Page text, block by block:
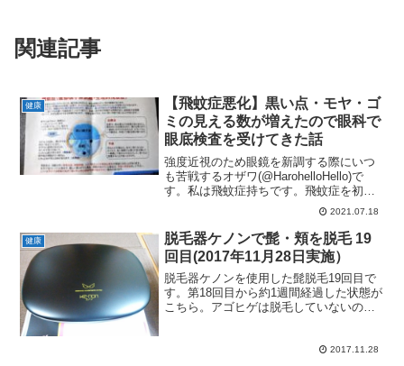
関連記事
健康
【飛蚊症悪化】黒い点・モヤ・ゴ
ミの見える数が増えたので眼科で
眼底検査を受けてきた話
強度近視のため眼鏡を新調する際にいつ
も苦戦するオザワ(@HarohelloHello)で
す。私は飛蚊症持ちです。飛蚊症を初め
て発症したのは20代後半のことでした。
40歳を過ぎたつい先日、飛蚊症の症状が
悪化していることに気付いたため、眼科
で眼...
2021.07.18
健康
脱毛器ケノンで髭・頬を脱毛 19
回目(2017年11月28日実施）
脱毛器ケノンを使用した髭脱毛19回目で
す。第18回目から約1週間経過した状態が
こちら。アゴヒゲは脱毛していないの
ン照射で20回目となります。10回ごとの
2017.11.28